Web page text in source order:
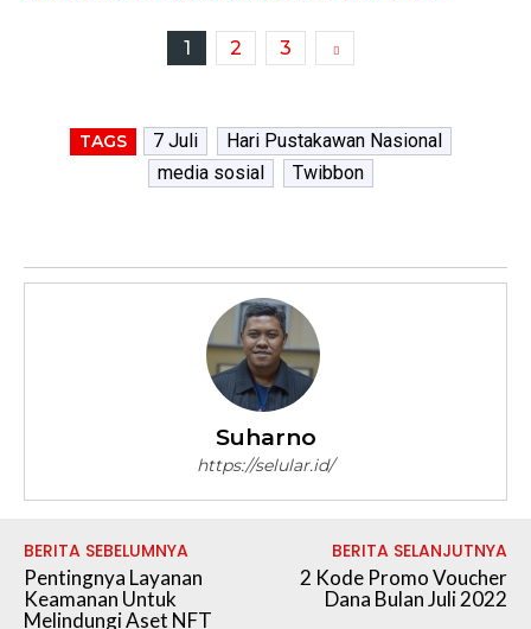
1 2 3
TAGS 7 Juli
Hari Pustakawan Nasional
media sosial
Twibbon
Suharno
https://selular.id/
BERITA SEBELUMNYA
Pentingnya Layanan
Keamanan Untuk
Melindungi Aset NFT
BERITA SELANJUTNYA
2 Kode Promo Voucher
Dana Bulan Juli 2022